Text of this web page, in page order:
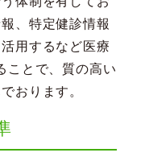
、特定健診情報
用するなど医療
ことで、質の高い
おります。